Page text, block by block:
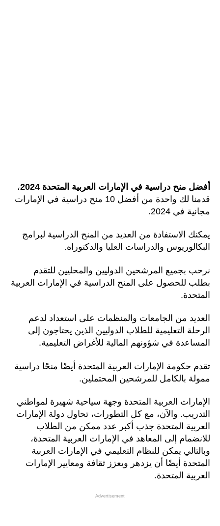
أفضل منح دراسية في الإمارات العربية المتحدة 2024
،
قدمنا لك واحدة من أفضل 10 منح دراسية في الإمارات
مجانية في 2024.
يمكنك الاستفادة من العديد من المنح الدراسية لبرامج
البكالوريوس والدراسات العليا والدكتوراه.
نرحب بجميع المرشحين الدوليين والمحليين للتقدم
بطلب للحصول على المنح الدراسية في الإمارات العربية
المتحدة.
العديد من الجامعات والمنظمات على استعداد لدعم
الرحلة التعليمية للطلاب الدوليين الذين يحتاجون إلى
المساعدة في شؤونهم المالية للأغراض التعليمية.
تقدم حكومة الإمارات العربية المتحدة أيضًا منحًا دراسية
ممولة بالكامل للمرشحين المحتملين.
الإمارات العربية المتحدة وجهة سياحية شهيرة لمواطني
التدريب. والآن، مع كل التطورات، تحاول دولة الإمارات
العربية المتحدة جذب أكبر عدد ممكن من الطلاب
للانضمام إلى المعاهد في الإمارات العربية المتحدة،
وبالتالي يمكن للنظام التعليمي في الإمارات العربية
المتحدة أيضًا أن يزدهر ويعزز ثقافة ومعايير الإمارات
العربية المتحدة.
Advertisement